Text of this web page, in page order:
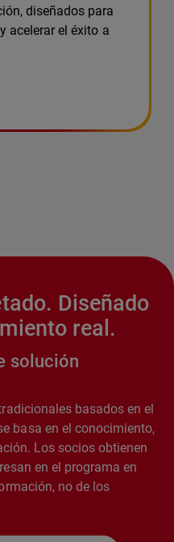
diseñados para
acelerar el éxito a
Diseñado
real.
solución
basados en el
basa en el conocimiento,
Los socios obtienen
en el programa en
no de los